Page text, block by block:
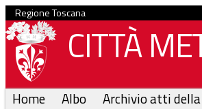
Regione Toscana
CITTÀ
Home Albo Archivio atti